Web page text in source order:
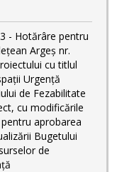
- Hotărâre pentru
Argeș nr.
cu titlul
Urgență
de Fezabilitate
cu modificările
aprobarea
Bugetului
de